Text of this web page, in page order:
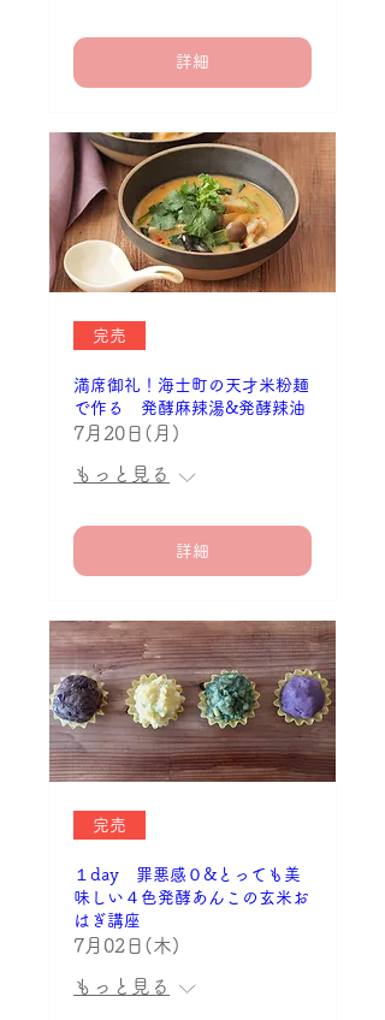
詳細
完売
満席御礼！海士町の天才米粉麺
で作る 発酵麻辣湯&発酵辣油
7月20日(月)
もっと見る
詳細
完売
１day 罪悪感０&とっても美
味しい４色発酵あんこの玄米お
はぎ講座
7月02日(木)
もっと見る